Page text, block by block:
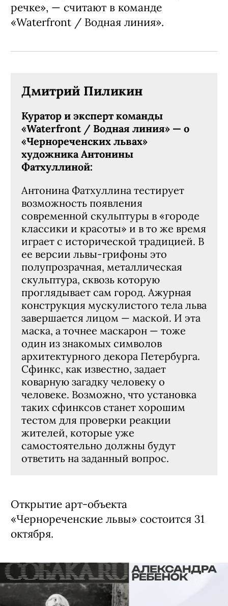
речке», — считают в команде
«Waterfront / Водная линия».
Дмитрий Пиликин
Куратор и эксперт команды
«Waterfront / Водная линия» — о
«Чернореченских львах»
художника Антонины
Фатхуллиной:
Антонина Фатхуллина тестирует
возможность появления
современной скульптуры в «городе
классики и красоты» и в то же время
играет с исторической традицией. В
ее версии львы-грифоны это
полупрозрачная, металлическая
скульптура, сквозь которую
проглядывает сам город. Ажурная
конструкция мускулистого тела льва
завершается лицом — маской. И эта
маска, а точнее маскарон — тоже
один из знакомых символов
архитектурного декора Петербурга.
Сфинкс, как известно, задает
коварную загадку человеку о
человеке. Возможно, что установка
таких сфинксов станет хорошим
тестом для проверки реакции
жителей, которые уже
самостоятельно должны будут
ответить на заданный вопрос.
Открытие арт-объекта
«Чернореченские львы» состоится 31
октября.